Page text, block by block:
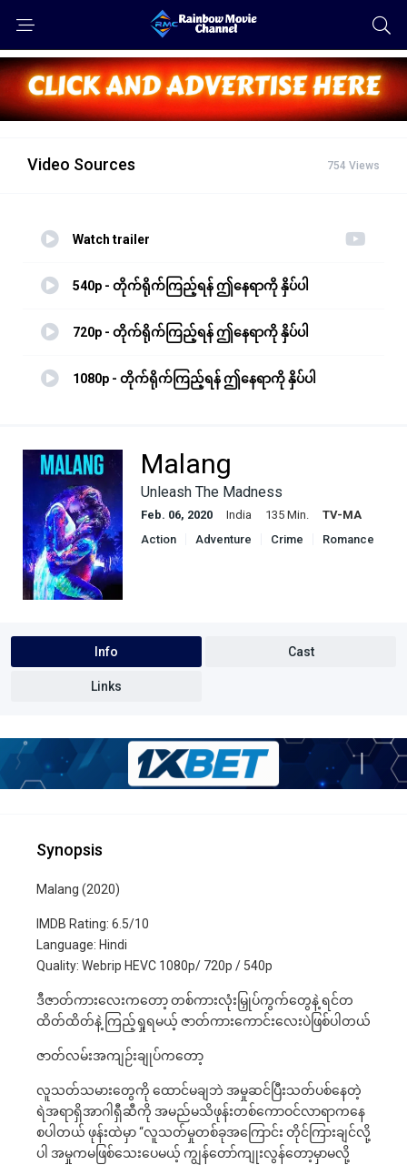
Video Sources 754 Views
Watch trailer
540p - တိုက်ရိုက်ကြည့်ရန် ဤနေရာကို နှိပ်ပါ
720p - တိုက်ရိုက်ကြည့်ရန် ဤနေရာကို နှိပ်ပါ
1080p - တိုက်ရိုက်ကြည့်ရန် ဤနေရာကို နှိပ်ပါ
Malang
Unleash The Madness
Feb. 06, 2020 India 135 Min.
TV-MA
Action
Adventure Crime
Romance
Info Cast
Links
Synopsis
Malang (2020)
IMDB Rating: 6.5/10
Language: Hindi
Quality: Webrip HEVC 1080p/ 720p / 540p
ဒီဇာတ်ကားလေးကတော့ တစ်ကားလုံးမြှုပ်ကွက်တွေနဲ့ ရင်တ
ထိတ်ထိတ်နဲ့ ကြည့်ရှုရမယ့် ဇာတ်ကားကောင်းလေးပဲဖြစ်ပါတယ်
ဇာတ်လမ်းအကျဉ်းချုပ်ကတော့
လူသတ်သမားတွေကို ထောင်မချဘဲ အမှုဆင်ပြီးသတ်ပစ်နေတဲ့
ရဲအရာရှိအာဂါရှီဆီကို အမည်မသိဖုန်းတစ်ကောဝင်လာရာကနေ
စပါတယ် ဖုန်းထဲမှာ “လူသတ်မှုတစ်ခုအကြောင်း တိုင်ကြားချင်လို့
ပါ အမှုကမဖြစ်သေးပေမယ့် ကျွန်တော်ကျုးလွန်တော့မှာမလို့